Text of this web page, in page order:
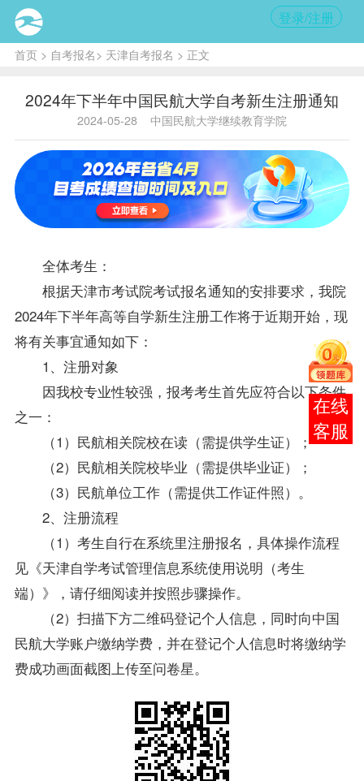
登录/注册
首页> 自考报名> 天津自考报名 > 正文
2024年下半年中国民航大学自考新生注册通知
2024-05-28 中国民航大学继续教育学院
全体考生：
根据天津市考试院考试报名通知的安排要求，我院
2024年下半年高等自学新生注册工作将于近期开始，现
将有关事宜通知如下：
1、注册对象
因我校专业性较强，报考考生首先应符合以下条件
之一：
（1）民航相关院校在读（需提供学生证）；
（2）民航相关院校毕业（需提供毕业证）；
（3）民航单位工作（需提供工作证件照）。
2、注册流程
（1）考生自行在系统里注册报名，具体操作流程
见《天津自学考试管理信息系统使用说明（考生
端）》，请仔细阅读并按照步骤操作。
（2）扫描下方二维码登记个人信息，同时向中国
民航大学账户缴纳学费，并在登记个人信息时将缴纳学
费成功画面截图上传至问卷星。
报考
咨询